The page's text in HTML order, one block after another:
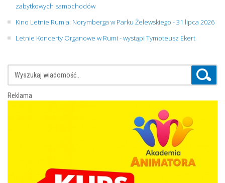
zabytkowych samochodów
Kino Letnie Rumia: Norymberga w Parku Żelewskiego - 31 lipca 2026
Letnie Koncerty Organowe w Rumi - wystąpi Tymoteusz Ekert
Reklama